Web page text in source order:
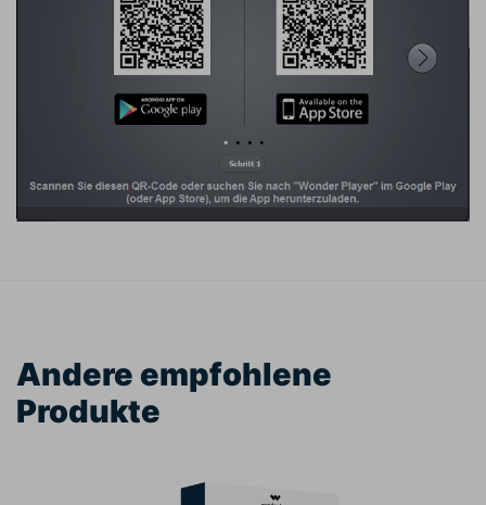
Andere empfohlene
Produkte